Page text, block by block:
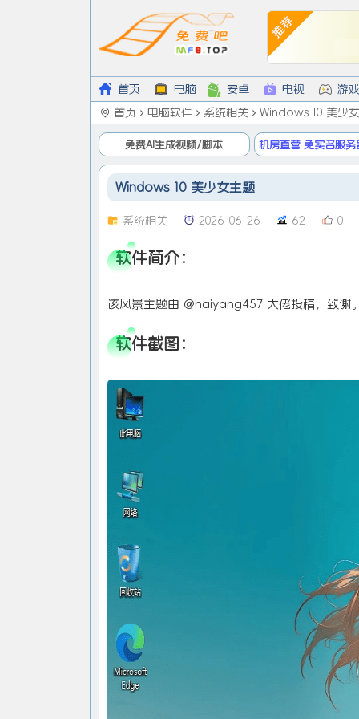
首页 电脑 安卓 电视 游
首页 电脑软件 系统相关 Windows 10 美少
免费AI生成视频/脚本 机房直营 免实名服务
Windows 10 美少女主题
系统相关 2026-06-26 62 0
软件简介：
该风景主题由 @haiyang457 大佬投稿，致谢
软件截图：